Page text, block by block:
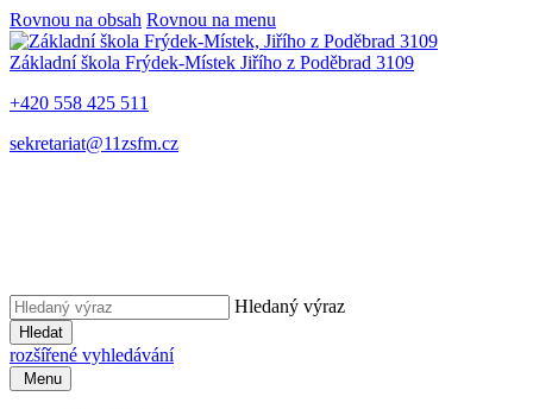
Rovnou na obsah Rovnou na menu
Základní škola Frýdek-Místek Jiřího z Poděbrad 3109
+420 558 425 511
sekretariat@11zsfm.cz
Hledaný výraz
Hledat
rozšířené vyhledávání
Menu